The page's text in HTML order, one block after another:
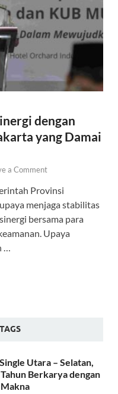
dengan
yang Damai
a Comment
Provinsi
menjaga stabilitas
bersama para
Upaya
…
TAGS
Utara – Selatan,
Berkarya dengan
Makna